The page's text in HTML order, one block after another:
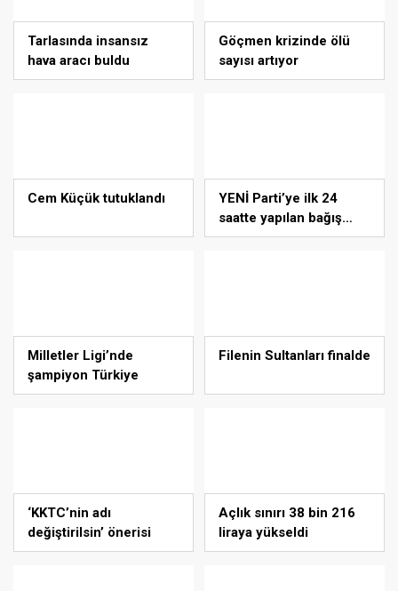
Tarlasında insansız
hava aracı buldu
Göçmen krizinde ölü
sayısı artıyor
Cem Küçük tutuklandı
YENİ Parti’ye ilk 24
saatte yapılan bağış
miktarı açıklandı
Milletler Ligi’nde
şampiyon Türkiye
Filenin Sultanları finalde
‘KKTC’nin adı
değiştirilsin’ önerisi
Açlık sınırı 38 bin 216
liraya yükseldi